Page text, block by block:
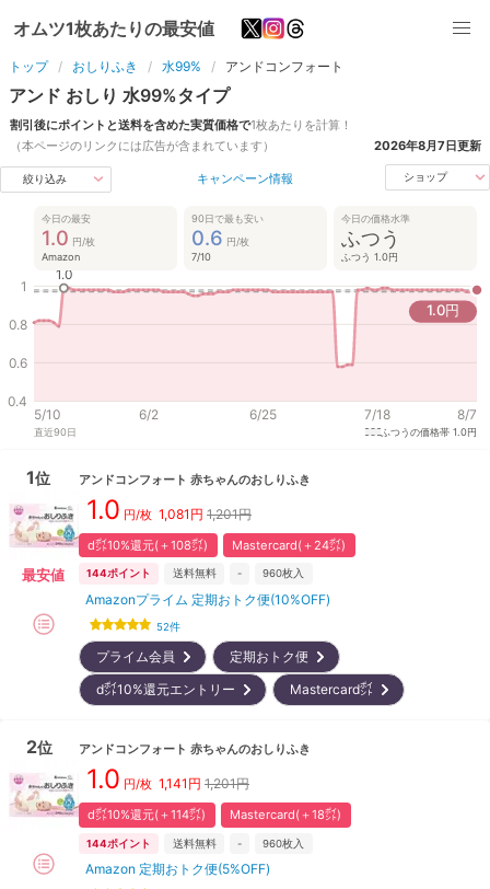
オムツ1枚あたりの最安値
トップ おしりふき 水99% アンドコンフォート
アンド おしり 水99%タイプ
割引後にポイントと送料を含めた実質価格で1枚あたりを計算！
（本ページのリンクには広告が含まれています）
2026年8月7日更新
絞り込み キャンペーン情報 ショップ
今日の最安
1.0 円/枚
Amazon
90日で最も安い
0.6 円/枚
7/10
今日の価格水準
ふつう
ふつう 1.0円
0.4
0.6
0.8
1
5/10 6/2 6/25 7/18 8/7
1.0
1.0円
直近90日 ふつうの価格帯1.0円
1位
最安値
アンドコンフォート 赤ちゃんのおしりふき
1.0 円/枚 1,081 円 1,201円
d㌽10%還元(＋108㌽) Mastercard(＋24㌽)
144ポイント 送料無料 - 960枚入
Amazonプライム 定期おトク便(10%OFF)
52件
プライム会員
定期おトク便
d㌽10%還元エントリー
Mastercard㌽
2位 アンドコンフォート 赤ちゃんのおしりふき
1.0 円/枚 1,141 円 1,201円
d㌽10%還元(＋114㌽) Mastercard(＋18㌽)
144ポイント 送料無料 - 960枚入
Amazon 定期おトク便(5%OFF)